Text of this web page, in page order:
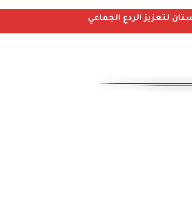
لتعزيز الردع الجماعي